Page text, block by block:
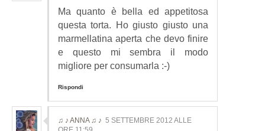
Ma quanto è bella ed appetitosa
questa torta. Ho giusto giusto una
marmellatina aperta che devo finire
e questo mi sembra il modo
migliore per consumarla :-)
Rispondi
♫ ♪ ANNA ♫ ♪ 5 SETTEMBRE 2012 ALLE